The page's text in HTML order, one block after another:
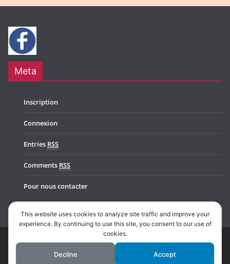
Meta
Inscription
Connexion
Entries RSS
Comments RSS
Pour nous contacter
Copyright © 2026Music In Belgium. All rights reserved.
ColorMag Pro by ThemeGrill. Powered by
This website uses cookies to analyze site traffic and improve your
experience. By continuing to use this site, you consent to our use of
cookies.
Decline Accept